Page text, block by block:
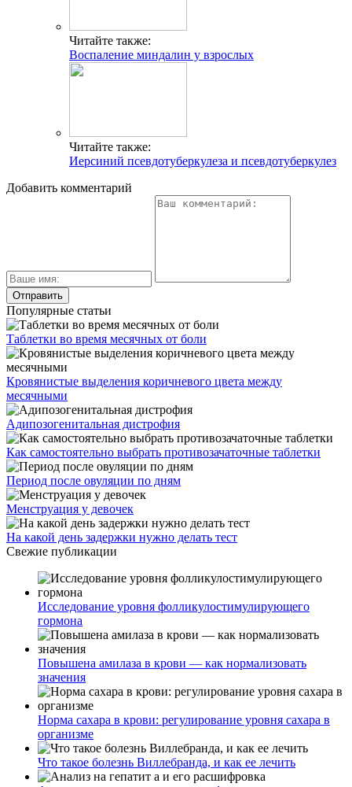
Читайте также:
Воспаление миндалин у взрослых
Читайте также:
Иерсиний псевдотуберкулеза и псевдотуберкулез
Добавить комментарий
Популярные статьи
Таблетки во время месячных от боли
Кровянистые выделения коричневого цвета между
месячными
Адипозогенитальная дистрофия
Как самостоятельно выбрать противозачаточные таблетки
Период после овуляции по дням
Менструация у девочек
На какой день задержки нужно делать тест
Свежие публикации
Исследование уровня фолликулостимулирующего
гормона
Повышена амилаза в крови — как нормализовать
значения
Норма сахара в крови: регулирование уровня сахара в
организме
Что такое болезнь Виллебранда, и как ее лечить